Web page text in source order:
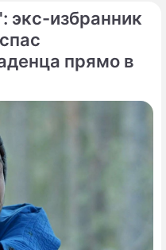
и вспомнить о
экс-избранник
прямо в